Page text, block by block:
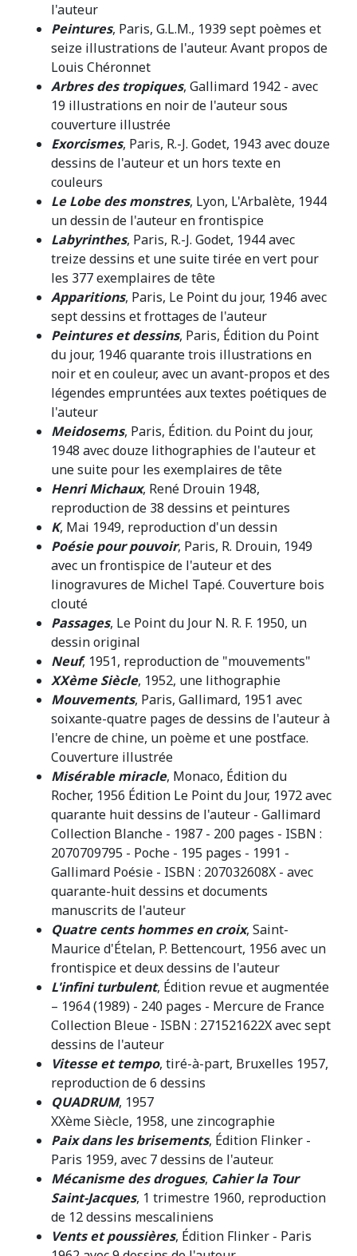
l'auteur
Peintures, Paris, G.L.M., 1939 sept poèmes et
seize illustrations de l'auteur. Avant propos de
Louis Chéronnet
Arbres des tropiques, Gallimard 1942 - avec
19 illustrations en noir de l'auteur sous
couverture illustrée
Exorcismes, Paris, R.-J. Godet, 1943 avec douze
dessins de l'auteur et un hors texte en
couleurs
Le Lobe des monstres, Lyon, L'Arbalète, 1944
un dessin de l'auteur en frontispice
Labyrinthes, Paris, R.-J. Godet, 1944 avec
treize dessins et une suite tirée en vert pour
les 377 exemplaires de tête
Apparitions, Paris, Le Point du jour, 1946 avec
sept dessins et frottages de l'auteur
Peintures et dessins, Paris, Édition du Point
du jour, 1946 quarante trois illustrations en
noir et en couleur, avec un avant-propos et des
légendes empruntées aux textes poétiques de
l'auteur
Meidosems, Paris, Édition. du Point du jour,
1948 avec douze lithographies de l'auteur et
une suite pour les exemplaires de tête
Henri Michaux, René Drouin 1948,
reproduction de 38 dessins et peintures
K, Mai 1949, reproduction d'un dessin
Poésie pour pouvoir, Paris, R. Drouin, 1949
avec un frontispice de l'auteur et des
linogravures de Michel Tapé. Couverture bois
clouté
Passages, Le Point du Jour N. R. F. 1950, un
dessin original
Neuf, 1951, reproduction de "mouvements"
XXème Siècle, 1952, une lithographie
Mouvements, Paris, Gallimard, 1951 avec
soixante-quatre pages de dessins de l'auteur à
l'encre de chine, un poème et une postface.
Couverture illustrée
Misérable miracle, Monaco, Édition du
Rocher, 1956 Édition Le Point du Jour, 1972 avec
quarante huit dessins de l'auteur - Gallimard
Collection Blanche - 1987 - 200 pages - ISBN :
2070709795 - Poche - 195 pages - 1991 -
Gallimard Poésie - ISBN : 207032608X - avec
quarante-huit dessins et documents
manuscrits de l'auteur
Quatre cents hommes en croix, Saint-
Maurice d'Ételan, P. Bettencourt, 1956 avec un
frontispice et deux dessins de l'auteur
L'infini turbulent, Édition revue et augmentée
– 1964 (1989) - 240 pages - Mercure de France
Collection Bleue - ISBN : 271521622X avec sept
dessins de l'auteur
Vitesse et tempo, tiré-à-part, Bruxelles 1957,
reproduction de 6 dessins
QUADRUM, 1957
XXème Siècle, 1958, une zincographie
Paix dans les brisements, Édition Flinker -
Paris 1959, avec 7 dessins de l'auteur.
Mécanisme des drogues, Cahier la Tour
Saint-Jacques, 1 trimestre 1960, reproduction
de 12 dessins mescaliniens
Vents et poussières, Édition Flinker - Paris